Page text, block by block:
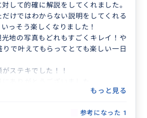
して的確に解説をしてくれました。
だけではわからない説明をしてくれる
っそう楽しくなりました！
地の写真もどれもすごくキレイ！や
りで叶えてもらってとても楽しい一日
ステキでした！！
もっと見る
参考になった 1